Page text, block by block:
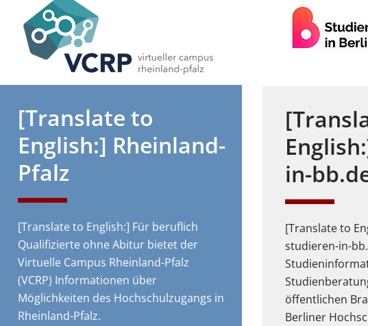
[Translate to
English:] Rheinland-
Pfalz
[Translate to English:] Für beruflich
Qualifizierte ohne Abitur bietet der
Virtuelle Campus Rheinland-Pfalz
(VCRP) Informationen über
Möglichkeiten des Hochschulzugangs in
Rheinland-Pfalz.
in-
[Translate to
studieren-in-
öffentlichen
Berliner